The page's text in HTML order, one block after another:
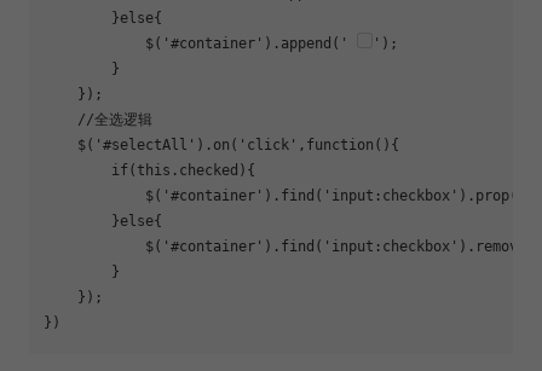
        }else{
            $('#container').append('
');
        }
    });
    //全选逻辑
    $('#selectAll').on('click',function(){
        if(this.checked){
        }else{
        }
    });
})